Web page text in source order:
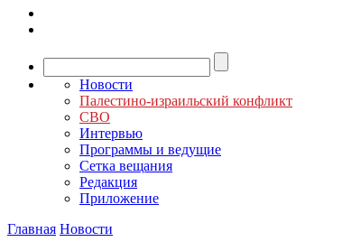
Новости
Палестино-израильский конфликт
СВО
Интервью
Программы и ведущие
Сетка вещания
Редакция
Приложение
Главная Новости